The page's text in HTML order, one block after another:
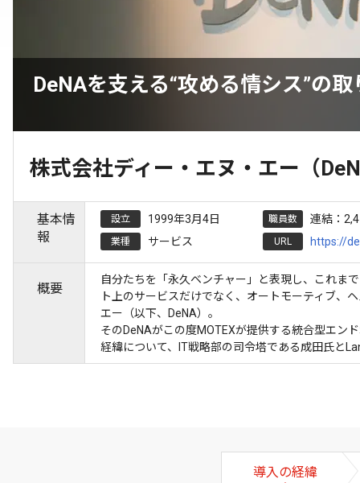
DeNAを支える“攻める情シス”の
株式会社ディー・エヌ・エー（
基本情
報
設立 1999年3月4日 職員数 連結：
業種 サービス URL https://
概要
自分たちを「永久ベンチャー」と表現し、これま
ト上のサービスだけでなく、オートモーティブ、
エー（以下、DeNA）。
そのDeNAがこの度MOTEXが提供する統合型エン
経緯について、IT戦略部の司令塔である成田氏と
導入の経緯